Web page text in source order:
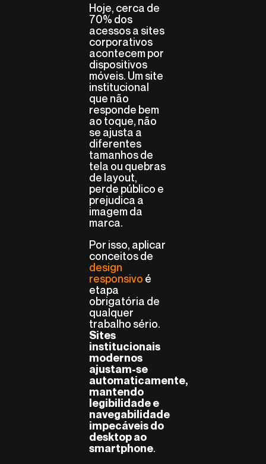
Hoje, cerca de
70% dos
acessos a sites
corporativos
acontecem por
dispositivos
móveis. Um site
institucional
que não
responde bem
ao toque, não
se ajusta a
diferentes
tamanhos de
tela ou quebras
de layout,
perde público e
prejudica a
imagem da
marca.
Por isso, aplicar
conceitos de
design
responsivo é
etapa
obrigatória de
qualquer
trabalho sério.
Sites
institucionais
modernos
ajustam-se
automaticamente,
mantendo
legibilidade e
navegabilidade
impecáveis do
desktop ao
smartphone.